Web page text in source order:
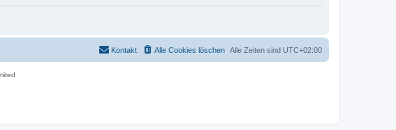
Alle Zeiten sind UTC+02:00
Alle Cookies löschen
Kontakt